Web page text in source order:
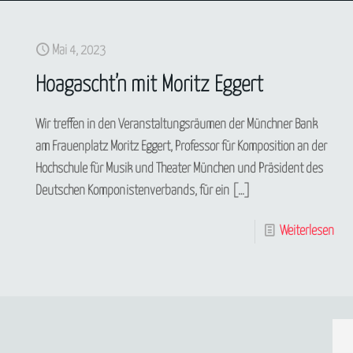
Mai 4, 2023
Hoagascht’n mit Moritz Eggert
Wir treffen in den Veranstaltungsräumen der Münchner Bank
am Frauenplatz Moritz Eggert, Professor für Komposition an der
Hochschule für Musik und Theater München und Präsident des
Deutschen Komponistenverbands, für ein […]
Weiterlesen